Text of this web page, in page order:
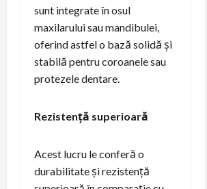
sunt integrate în osul
maxilarului sau mandibulei,
oferind astfel o bază solidă și
stabilă pentru coroanele sau
protezele dentare.
Rezistență superioară
Acest lucru le conferă o
durabilitate și rezistență